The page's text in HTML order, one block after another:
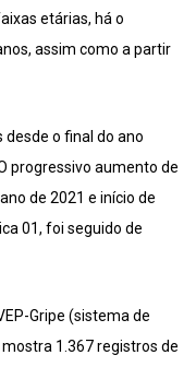
etárias, há o
assim como a partir
o final do ano
progressivo aumento de
de 2021 e início de
01, foi seguido de
Gripe (sistema de
1.367 registros de